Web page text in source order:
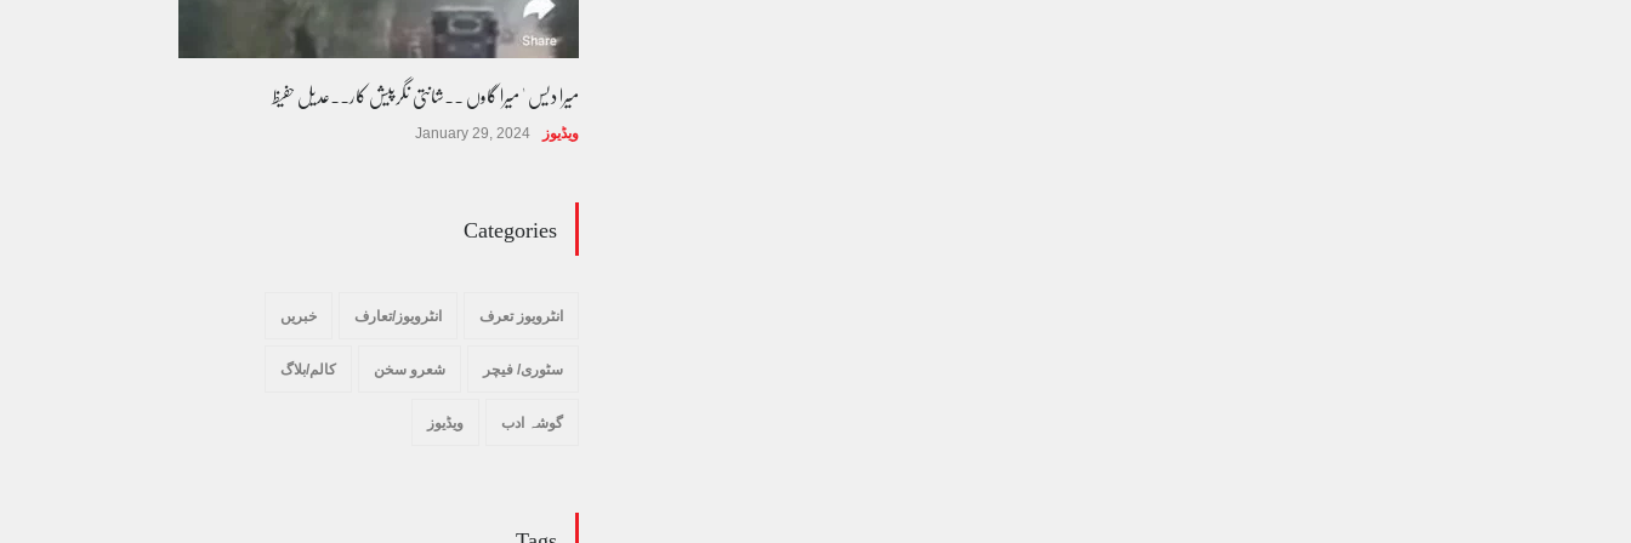
میرا دیس ' میرا گاوں ۔۔شانتی نگرپیش کار۔۔عدیل حفیظ
ویڈیوز January 29, 2024
Categories
انٹرویوز تعرف انٹرویوز/تعارف خبریں
سٹوری/ فیچر شعرو سخن کالم/بلاگ
گوشہ ادب ویڈیوز